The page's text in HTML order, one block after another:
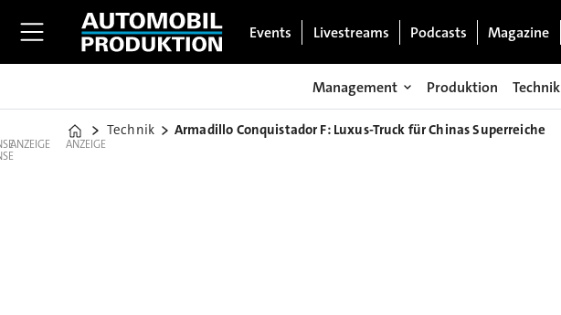
Events Livestreams Podcasts Magazine
Management Produktion Technik
Home
Technik Armadillo Conquistador F: Luxus-Truck für Chinas Superreiche
ANZEIGE ANZEIGE